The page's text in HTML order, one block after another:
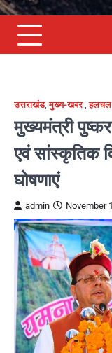
उत्तराखंड,मुख्य-खबर,हलचल
मुख्यमंत्री
एवं सांस्कृतिक
घोषणाएं
admin November